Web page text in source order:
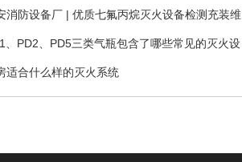
消防设备厂 | 优质七氟丙烷灭火设备检测充装维
单位
、PD2、PD5三类气瓶包含了哪些常见的灭火设
适合什么样的灭火系统